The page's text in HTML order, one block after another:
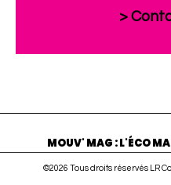
>
MOUV' MAG : L'ÉCO
©2026 Tous droits réservés LR